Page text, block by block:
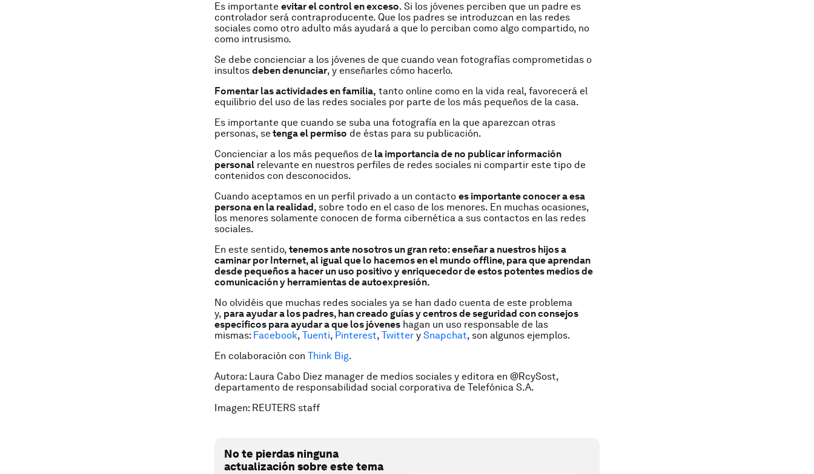
Es importante evitar el control en exceso. Si los jóvenes perciben que un padre es
controlador será contraproducente. Que los padres se introduzcan en las redes
sociales como otro adulto más ayudará a que lo perciban como algo compartido, no
como intrusismo.
Se debe concienciar a los jóvenes de que cuando vean fotografías comprometidas o
insultos deben denunciar, y enseñarles cómo hacerlo.
Fomentar las actividades en familia, tanto online como en la vida real, favorecerá el
equilibrio del uso de las redes sociales por parte de los más pequeños de la casa.
Es importante que cuando se suba una fotografía en la que aparezcan otras
personas, setenga el permiso de éstas para su publicación.
Concienciar a los más pequeños de la importancia de no publicar información
personal relevante en nuestros perfiles de redes sociales ni compartir este tipo de
contenidos con desconocidos.
Cuando aceptamos en un perfil privado a un contacto es importante conocer a esa
persona en la realidad, sobre todo en el caso de los menores. En muchas ocasiones,
los menores solamente conocen de forma cibernética a sus contactos en las redes
sociales.
En este sentido, tenemos ante nosotros un gran reto: enseñar a nuestros hijos a
caminar por Internet, al igual que lo hacemos en el mundo offline, para que aprendan
desde pequeños a hacer un uso positivo y enriquecedor de estos potentes medios de
comunicación y herramientas de autoexpresión.
No olvidéis que muchas redes sociales ya se han dado cuenta de este problema
y, para ayudar a los padres, han creado guías y centros de seguridad con consejos
específicos para ayudar a que los jóvenes hagan un uso responsable de las
mismas: Facebook, Tuenti, Pinterest, Twitter y Snapchat, son algunos ejemplos.
En colaboración con Think Big.
Autora: Laura Cabo Diez manager de medios sociales y editora en @RcySost,
departamento de responsabilidad social corporativa de Telefónica S.A.
Imagen: REUTERS staff
No te pierdas ninguna
actualización sobre este tema